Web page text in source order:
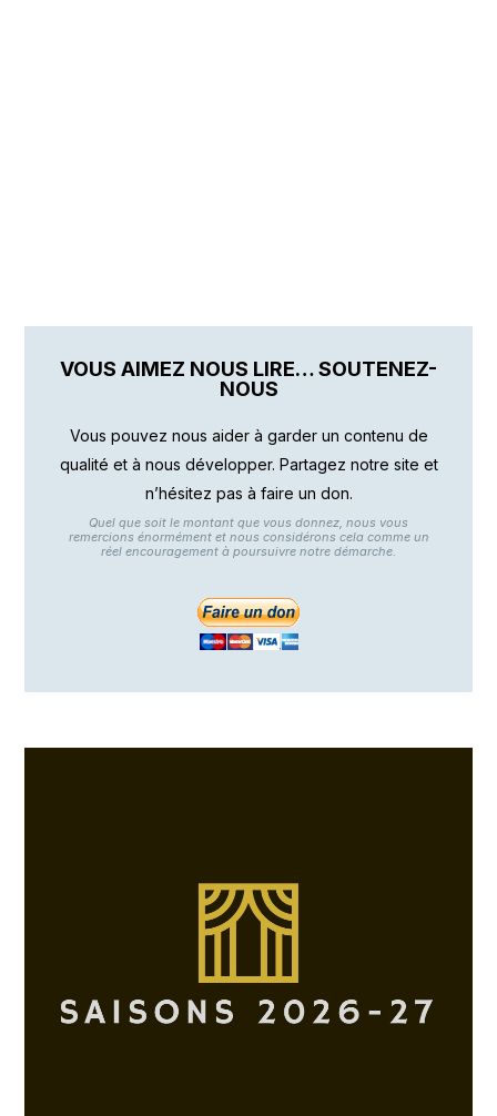
VOUS AIMEZ NOUS LIRE… SOUTENEZ-
NOUS
Vous pouvez nous aider à garder un contenu de
qualité et à nous développer. Partagez notre site et
n’hésitez pas à faire un don.
Quel que soit le montant que vous donnez, nous vous
remercions énormément et nous considérons cela comme un
réel encouragement à poursuivre notre démarche.